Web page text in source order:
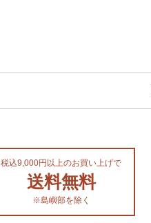
税込9,000円以上のお買い上げで
送料無料
※島嶼部を除く